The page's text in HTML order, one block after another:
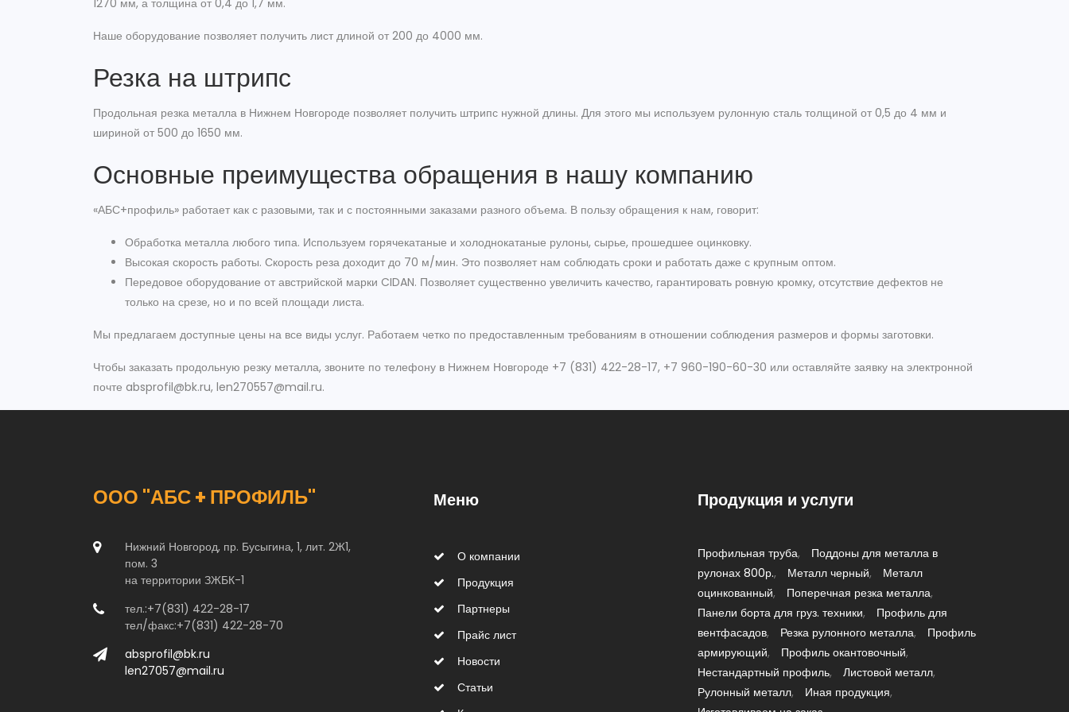
1270 мм, а толщина от 0,4 до 1,7 мм.
Наше оборудование позволяет получить лист длиной от 200 до 4000 мм.
Резка на штрипс
Продольная резка металла в Нижнем Новгороде позволяет получить штрипс нужной длины. Для этого мы используем рулонную сталь толщиной от 0,5 до 4 мм и
шириной от 500 до 1650 мм.
Основные преимущества обращения в нашу компанию
«АБС+профиль» работает как с разовыми, так и с постоянными заказами разного объема. В пользу обращения к нам, говорит:
Обработка металла любого типа. Используем горячекатаные и холоднокатаные рулоны, сырье, прошедшее оцинковку.
Высокая скорость работы. Скорость реза доходит до 70 м/мин. Это позволяет нам соблюдать сроки и работать даже с крупным оптом.
Передовое оборудование от австрийской марки CIDAN. Позволяет существенно увеличить качество, гарантировать ровную кромку, отсутствие дефектов не
только на срезе, но и по всей площади листа.
Мы предлагаем доступные цены на все виды услуг. Работаем четко по предоставленным требованиям в отношении соблюдения размеров и формы заготовки.
Чтобы заказать продольную резку металла, звоните по телефону в Нижнем Новгороде +7 (831) 422-28-17, +7 960-190-60-30 или оставляйте заявку на электронной
почте absprofil@bk.ru, len270557@mail.ru.
ООО "АБС + ПРОФИЛЬ"
Нижний Новгород, пр. Бусыгина, 1, лит. 2Ж1,
пом. 3
на территории ЗЖБК-1
тел.:+7(831) 422-28-17
тел/факс:+7(831) 422-28-70
absprofil@bk.ru
len27057@mail.ru
Меню
О компании
Продукция
Партнеры
Прайс лист
Новости
Статьи
Продукция и услуги
Профильная труба
Поддоны для металла в
рулонах 800р.
Металл черный
Металл
оцинкованный
Поперечная резка металла
Панели борта для груз. техники
Профиль для
вентфасадов
Резка рулонного металла
Профиль
армирующий
Профиль окантовочный
Нестандартный профиль
Листовой металл
Рулонный металл
Иная продукция